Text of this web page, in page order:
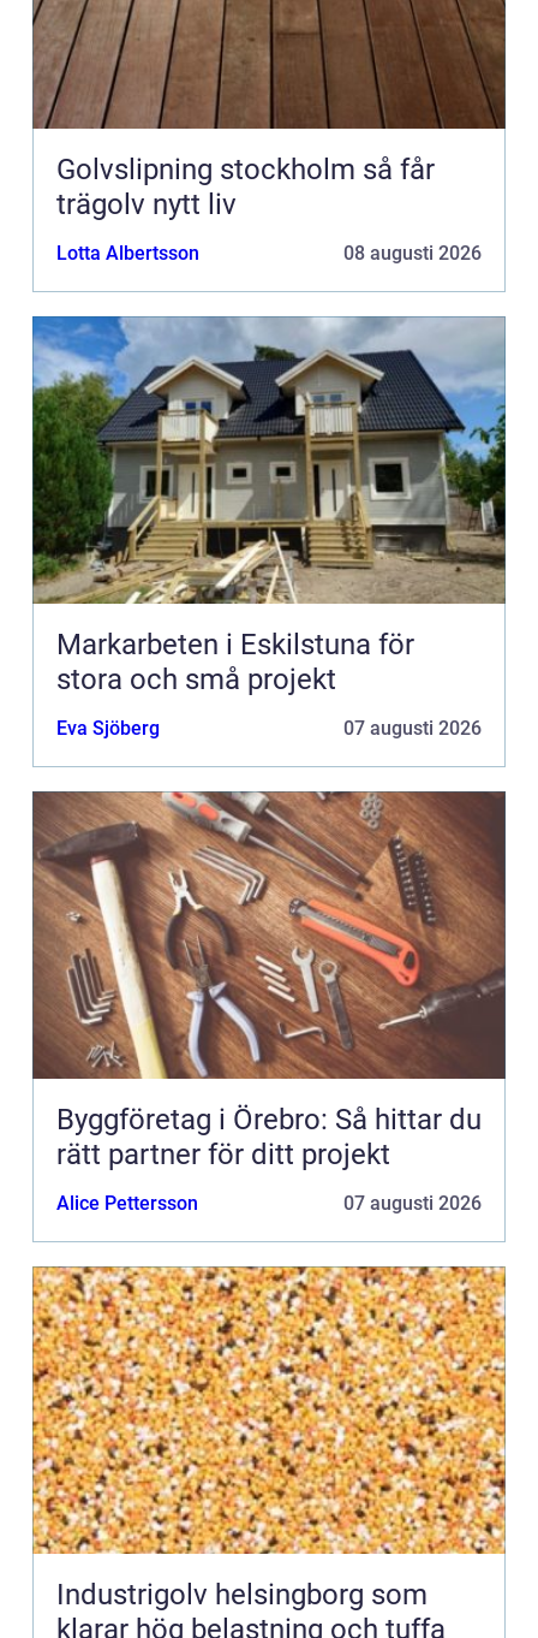
Golvslipning stockholm så får
trägolv nytt liv
Lotta Albertsson 08 augusti 2026
Markarbeten i Eskilstuna för
stora och små projekt
Eva Sjöberg 07 augusti 2026
Byggföretag i Örebro: Så hittar du
rätt partner för ditt projekt
Alice Pettersson 07 augusti 2026
Industrigolv helsingborg som
klarar hög belastning och tuffa